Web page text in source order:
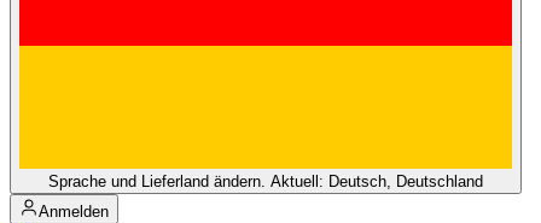
Sprache und Lieferland ändern. Aktuell: Deutsch, Deutschland
Anmelden